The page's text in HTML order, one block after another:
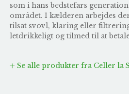
som i hans bedstefars
området. I kælderen arbejdes
tilsat svovl, klaring eller
letdrikkeligt og tilmed til at
Se alle produkter fra Celler la